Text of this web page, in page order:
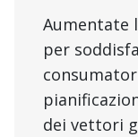
Aumentate
per
dei vettori